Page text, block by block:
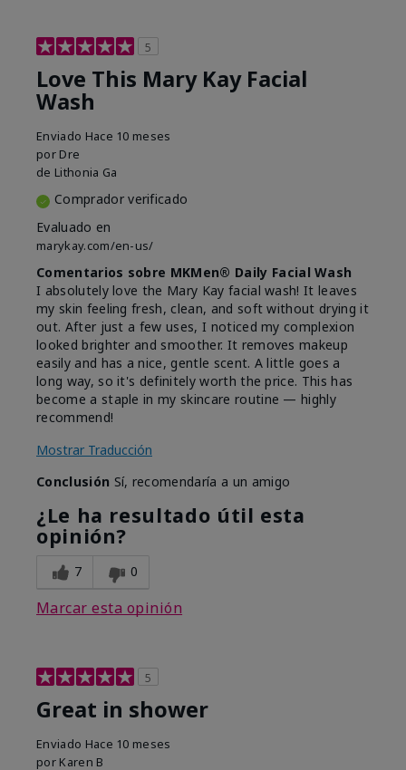
5
Love This Mary Kay Facial
Wash
Enviado Hace 10 meses
por Dre
de Lithonia Ga
Comprador verificado
Evaluado en
marykay.com/en-us/
Comentarios sobre MKMen® Daily Facial Wash
I absolutely love the Mary Kay facial wash! It leaves
my skin feeling fresh, clean, and soft without drying it
out. After just a few uses, I noticed my complexion
looked brighter and smoother. It removes makeup
easily and has a nice, gentle scent. A little goes a
long way, so it's definitely worth the price. This has
become a staple in my skincare routine — highly
recommend!
Mostrar Traducción
Conclusión Sí, recomendaría a un amigo
¿Le ha resultado útil esta
opinión?
7 0
Marcar esta opinión
5
Great in shower
Enviado Hace 10 meses
por Karen B